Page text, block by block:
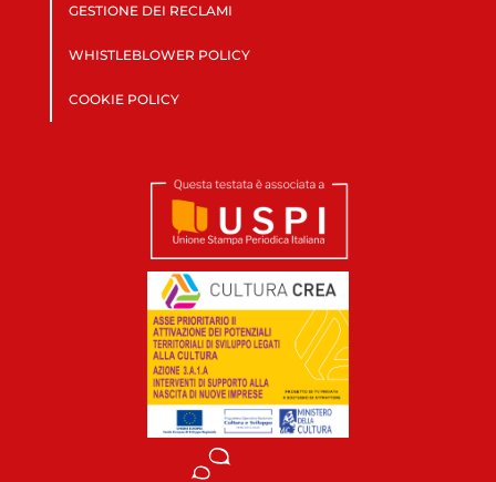
GESTIONE DEI RECLAMI
WHISTLEBLOWER POLICY
COOKIE POLICY